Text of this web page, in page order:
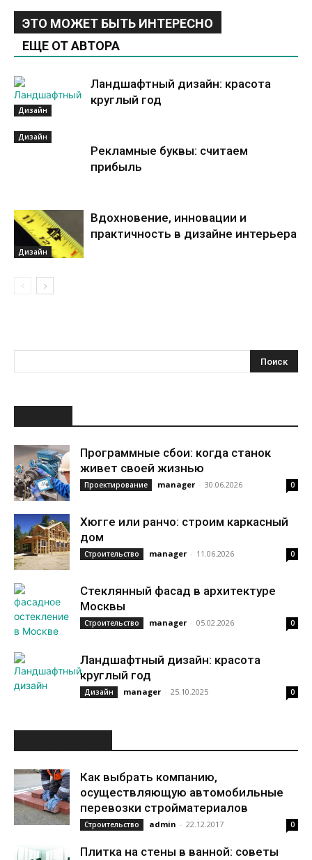
ЭТО МОЖЕТ БЫТЬ ИНТЕРЕСНО
ЕЩЕ ОТ АВТОРА
Дизайн
Ландшафтный дизайн: красота
круглый год
Дизайн
Рекламные буквы: считаем
прибыль
Дизайн
Вдохновение, инновации и
практичность в дизайне интерьера
Программные сбои: когда станок
живет своей жизнью
Проектирование manager - 30.06.2026 0
Хюгге или ранчо: строим каркасный
дом
Строительство manager - 11.06.2026 0
Стеклянный фасад в архитектуре
Москвы
Строительство manager - 05.02.2026 0
Ландшафтный дизайн: красота
круглый год
Дизайн manager - 25.10.2025 0
Как выбрать компанию,
осуществляющую автомобильные
перевозки стройматериалов
Строительство admin - 22.12.2017 0
Плитка на стены в ванной: советы